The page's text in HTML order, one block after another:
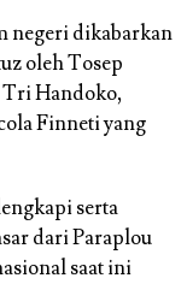
negeri dikabarkan
oleh Tosep
Tri Handoko,
Finneti yang
serta
dari Paraplou
saat ini